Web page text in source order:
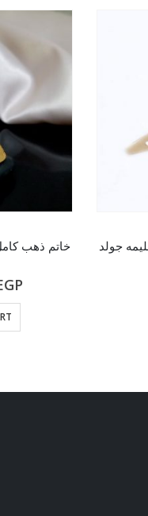
خاتم ذهب كامل عيار 21 من